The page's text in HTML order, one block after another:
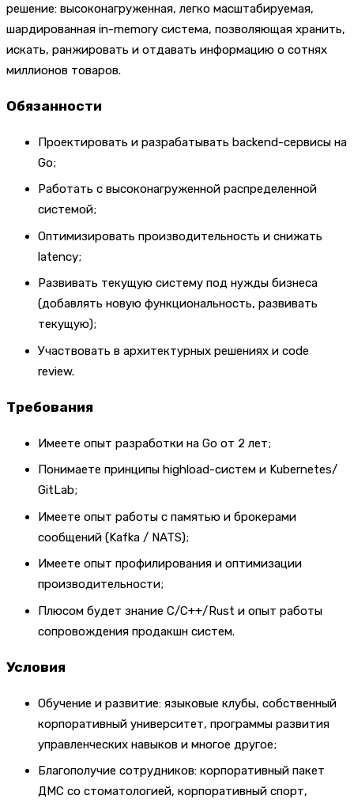
решение: высоконагруженная, легко масштабируемая,
шардированная in-memory система, позволяющая хранить,
искать, ранжировать и отдавать информацию о сотнях
миллионов товаров.
Обязанности
Проектировать и разрабатывать backend-сервисы на
Go;
Работать с высоконагруженной распределенной
системой;
Оптимизировать производительность и снижать
latency;
Развивать текущую систему под нужды бизнеса
(добавлять новую функциональность, развивать
текущую);
Участвовать в архитектурных решениях и code
review.
Требования
Имеете опыт разработки на Go от 2 лет;
Понимаете принципы highload-систем и Kubernetes/
GitLab;
Имеете опыт работы с памятью и брокерами
сообщений (Kafka / NATS);
Имеете опыт профилирования и оптимизации
производительности;
Плюсом будет знание C/C++/Rust и опыт работы
сопровождения продакшн систем.
Условия
Обучение и развитие: языковые клубы, собственный
корпоративный университет, программы развития
управленческих навыков и многое другое;
Благополучие сотрудников: корпоративный пакет
ДМС со стоматологией, корпоративный спорт,